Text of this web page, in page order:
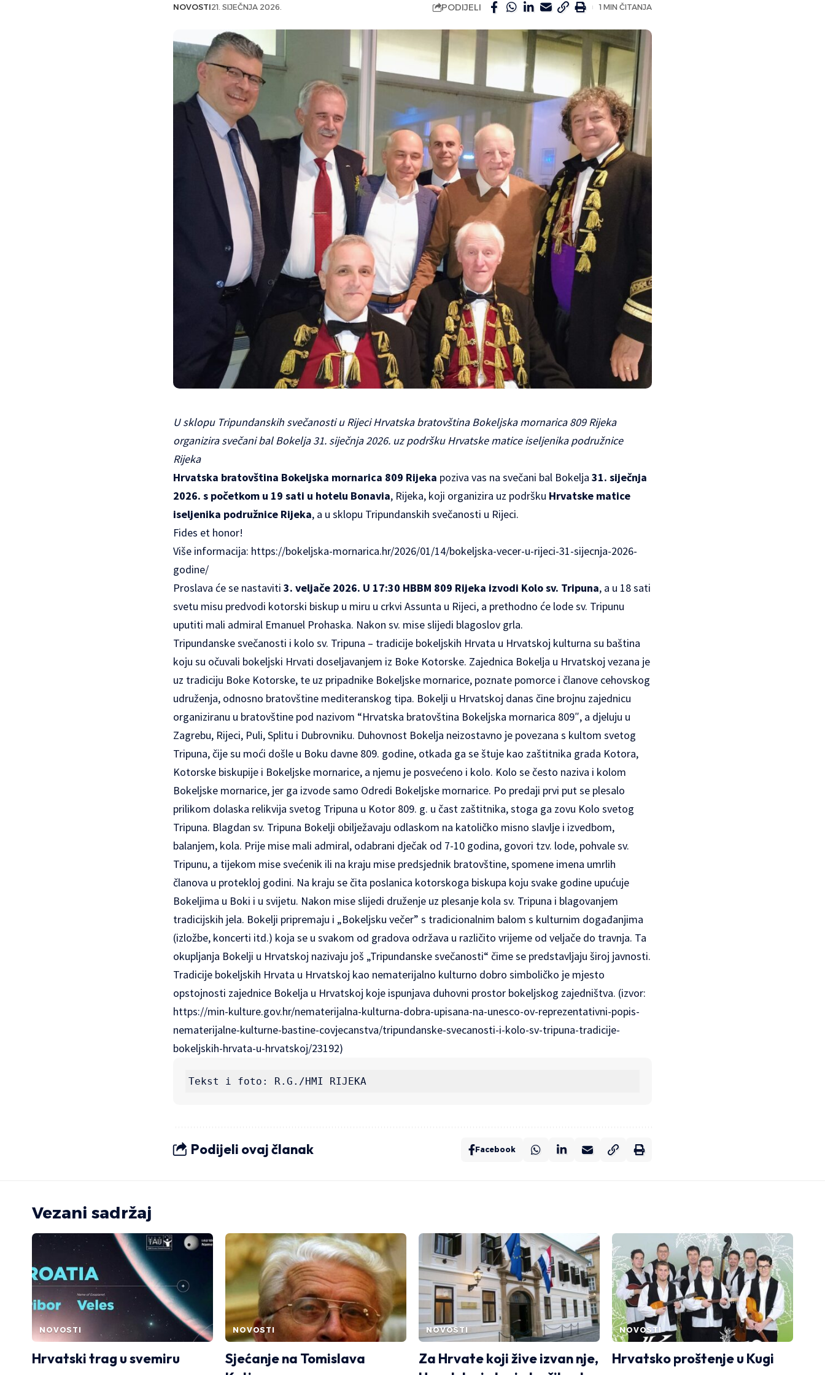
NOVOSTI21. SIJEČNJA 2026. PODIJELI 1 MIN ČITANJA
U sklopu Tripundanskih svečanosti u Rijeci Hrvatska bratovština Bokeljska mornarica 809 Rijeka
organizira svečani bal Bokelja 31. siječnja 2026. uz podršku Hrvatske matice iseljenika podružnice
Rijeka
Hrvatska bratovština Bokeljska mornarica 809 Rijeka poziva vas na svečani bal Bokelja 31. siječnja
2026. s početkom u 19 sati u hotelu Bonavia, Rijeka, koji organizira uz podršku Hrvatske matice
iseljenika podružnice Rijeka, a u sklopu Tripundanskih svečanosti u Rijeci.
Fides et honor!
Više informacija: https://bokeljska-mornarica.hr/2026/01/14/bokeljska-vecer-u-rijeci-31-sijecnja-2026-
godine/
Proslava će se nastaviti 3. veljače 2026. U 17:30 HBBM 809 Rijeka izvodi Kolo sv. Tripuna, a u 18 sati
svetu misu predvodi kotorski biskup u miru u crkvi Assunta u Rijeci, a prethodno će lode sv. Tripunu
uputiti mali admiral Emanuel Prohaska. Nakon sv. mise slijedi blagoslov grla.
Tripundanske svečanosti i kolo sv. Tripuna – tradicije bokeljskih Hrvata u Hrvatskoj kulturna su baština
koju su očuvali bokeljski Hrvati doseljavanjem iz Boke Kotorske. Zajednica Bokelja u Hrvatskoj vezana je
uz tradiciju Boke Kotorske, te uz pripadnike Bokeljske mornarice, poznate pomorce i članove cehovskog
udruženja, odnosno bratovštine mediteranskog tipa. Bokelji u Hrvatskoj danas čine brojnu zajednicu
organiziranu u bratovštine pod nazivom “Hrvatska bratovština Bokeljska mornarica 809″, a djeluju u
Zagrebu, Rijeci, Puli, Splitu i Dubrovniku. Duhovnost Bokelja neizostavno je povezana s kultom svetog
Tripuna, čije su moći došle u Boku davne 809. godine, otkada ga se štuje kao zaštitnika grada Kotora,
Kotorske biskupije i Bokeljske mornarice, a njemu je posvećeno i kolo. Kolo se često naziva i kolom
Bokeljske mornarice, jer ga izvode samo Odredi Bokeljske mornarice. Po predaji prvi put se plesalo
prilikom dolaska relikvija svetog Tripuna u Kotor 809. g. u čast zaštitnika, stoga ga zovu Kolo svetog
Tripuna. Blagdan sv. Tripuna Bokelji obilježavaju odlaskom na katoličko misno slavlje i izvedbom,
balanjem, kola. Prije mise mali admiral, odabrani dječak od 7-10 godina, govori tzv. lode, pohvale sv.
Tripunu, a tijekom mise svećenik ili na kraju mise predsjednik bratovštine, spomene imena umrlih
članova u protekloj godini. Na kraju se čita poslanica kotorskoga biskupa koju svake godine upućuje
Bokeljima u Boki i u svijetu. Nakon mise slijedi druženje uz plesanje kola sv. Tripuna i blagovanjem
tradicijskih jela. Bokelji pripremaju i „Bokeljsku večer” s tradicionalnim balom s kulturnim događanjima
(izložbe, koncerti itd.) koja se u svakom od gradova održava u različito vrijeme od veljače do travnja. Ta
okupljanja Bokelji u Hrvatskoj nazivaju još „Tripundanske svečanosti“ čime se predstavljaju široj javnosti.
Tradicije bokeljskih Hrvata u Hrvatskoj kao nematerijalno kulturno dobro simboličko je mjesto
opstojnosti zajednice Bokelja u Hrvatskoj koje ispunjava duhovni prostor bokeljskog zajedništva. (izvor:
https://min-kulture.gov.hr/nematerijalna-kulturna-dobra-upisana-na-unesco-ov-reprezentativni-popis-
nematerijalne-kulturne-bastine-covjecanstva/tripundanske-svecanosti-i-kolo-sv-tripuna-tradicije-
bokeljskih-hrvata-u-hrvatskoj/23192)
Tekst i foto: R.G./HMI RIJEKA
Podijeli ovaj članak Facebook
Vezani sadržaj
NOVOSTI
Hrvatski trag u svemiru
NOVOSTI
Sjećanje na Tomislava
NOVOSTI
Za Hrvate koji žive izvan nje,
NOVOSTI
Hrvatsko proštenje u Kugi